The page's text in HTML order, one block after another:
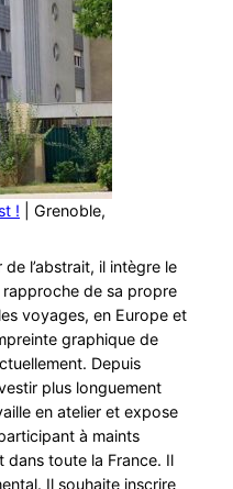
! | Grenoble,
l’abstrait, il intègre le
de sa propre
voyages, en Europe et
graphique de
Depuis
plus longuement
en atelier et expose
à maints
toute la France. Il
Il souhaite inscrire